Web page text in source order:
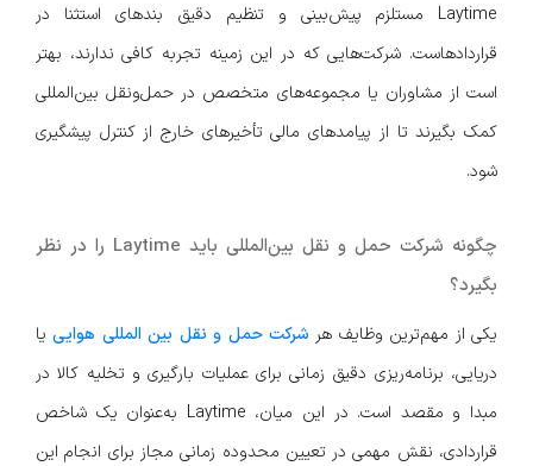
Laytime مستلزم پیش‌بینی و تنظیم دقیق بندهای استثنا در
قراردادهاست. شرکت‌هایی که در این زمینه تجربه کافی ندارند، بهتر
است از مشاوران یا مجموعه‌های متخصص در حمل‌ونقل بین‌المللی
کمک بگیرند تا از پیامدهای مالی تأخیرهای خارج از کنترل پیشگیری
شود.
چگونه شرکت حمل و نقل بین‌المللی باید Laytime را در نظر
بگیرد؟
یکی از مهم‌ترین وظایف هر شرکت حمل و نقل بین المللی هوایییا
دریایی، برنامه‌ریزی دقیق زمانی برای عملیات بارگیری و تخلیه کالا در
مبدا و مقصد است. در این میان، Laytime به‌عنوان یک شاخص
قراردادی، نقش مهمی در تعیین محدوده زمانی مجاز برای انجام این